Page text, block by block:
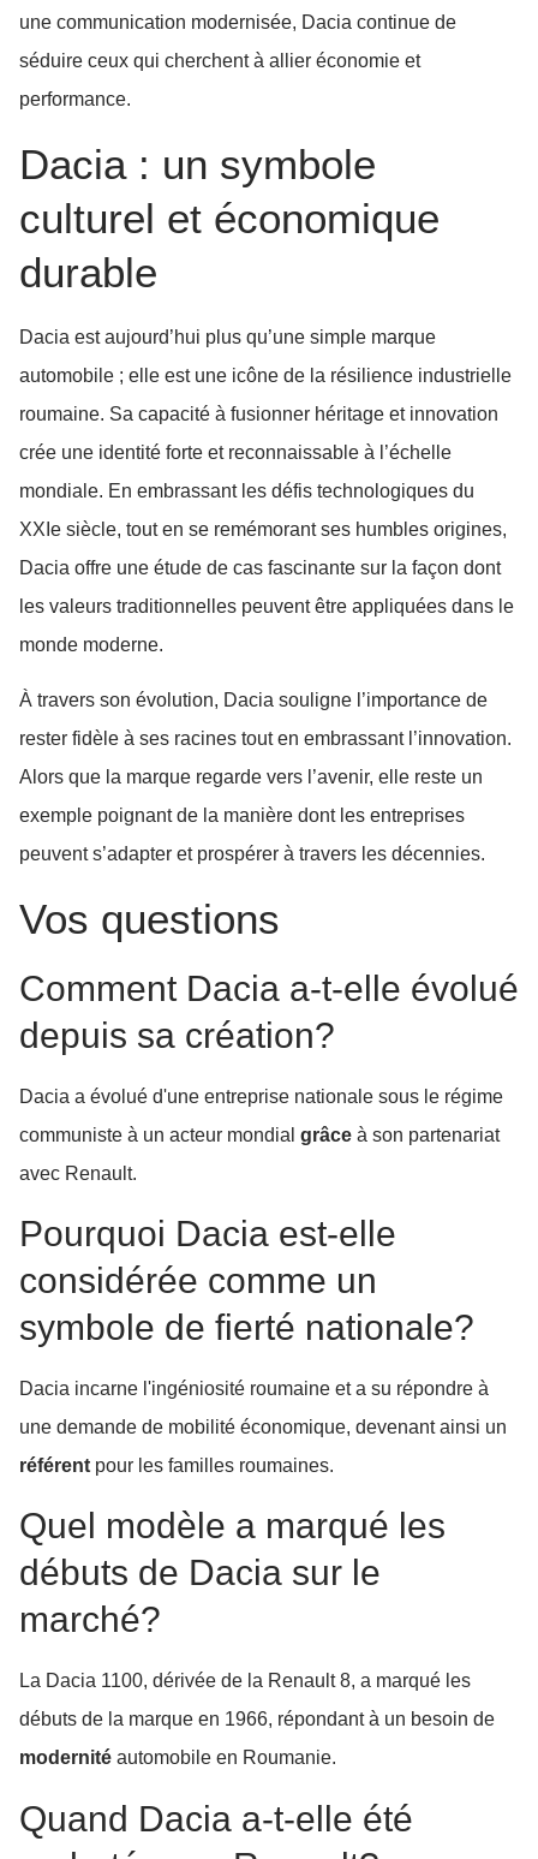
une communication modernisée, Dacia continue de
séduire ceux qui cherchent à allier économie et
performance.
Dacia : un symbole
culturel et économique
durable
Dacia est aujourd’hui plus qu’une simple marque
automobile ; elle est une icône de la résilience industrielle
roumaine. Sa capacité à fusionner héritage et innovation
crée une identité forte et reconnaissable à l’échelle
mondiale. En embrassant les défis technologiques du
XXIe siècle, tout en se remémorant ses humbles origines,
Dacia offre une étude de cas fascinante sur la façon dont
les valeurs traditionnelles peuvent être appliquées dans le
monde moderne.
À travers son évolution, Dacia souligne l’importance de
rester fidèle à ses racines tout en embrassant l’innovation.
Alors que la marque regarde vers l’avenir, elle reste un
exemple poignant de la manière dont les entreprises
peuvent s’adapter et prospérer à travers les décennies.
Vos questions
Comment Dacia a-t-elle évolué
depuis sa création?
Dacia a évolué d'une entreprise nationale sous le régime
communiste à un acteur mondial grâce à son partenariat
avec Renault.
Pourquoi Dacia est-elle
considérée comme un
symbole de fierté nationale?
Dacia incarne l'ingéniosité roumaine et a su répondre à
une demande de mobilité économique, devenant ainsi un
référent pour les familles roumaines.
Quel modèle a marqué les
débuts de Dacia sur le
marché?
La Dacia 1100, dérivée de la Renault 8, a marqué les
débuts de la marque en 1966, répondant à un besoin de
modernité automobile en Roumanie.
Quand Dacia a-t-elle été